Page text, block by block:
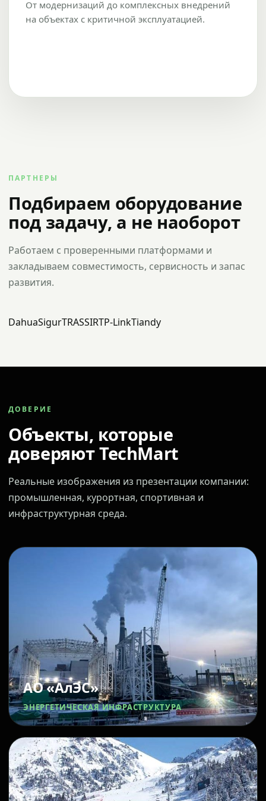
От модернизаций до комплексных внедрений
на объектах с критичной эксплуатацией.
ПАРТНЕРЫ
Подбираем оборудование
под задачу, а не наоборот
Работаем с проверенными платформами и
закладываем совместимость, сервисность и запас
развития.
DahuaSigurTRASSIRTP-LinkTiandy
ДОВЕРИЕ
Объекты, которые
доверяют TechMart
Реальные изображения из презентации компании:
промышленная, курортная, спортивная и
инфраструктурная среда.
АО «АлЭС»
ЭНЕРГЕТИЧЕСКАЯ ИНФРАСТРУКТУРА